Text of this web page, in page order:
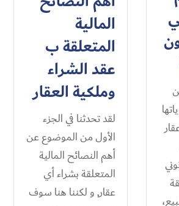
المالية
المتعلقة ب
عقد الشراء
وملكية العقار
لقد تحدثنا في الجزء
الأول من الموضوع عن
أهم النصائح المالية
المتعلقة بشراء أي
عقار, و لكننا هنا سوف